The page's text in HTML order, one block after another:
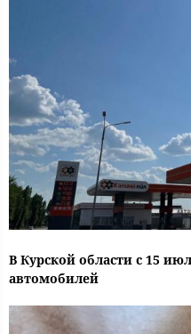
В Курской области с 15
автомобилей